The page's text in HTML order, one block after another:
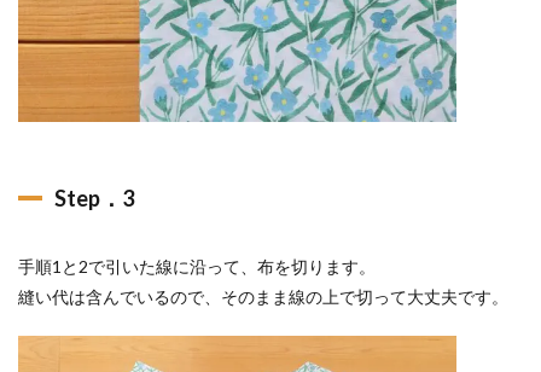
Step．3
手順1と2で引いた線に沿って、布を切ります。
縫い代は含んでいるので、そのまま線の上で切って大丈夫です。